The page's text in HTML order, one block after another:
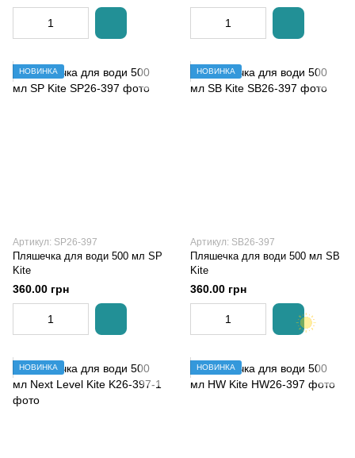
НОВИНКА
Артикул: SP26-397
Пляшечка для води 500 мл SP
Kite
360.00 грн
НОВИНКА
Артикул: SB26-397
Пляшечка для води 500 мл SB
Kite
360.00 грн
НОВИНКА НОВИНКА